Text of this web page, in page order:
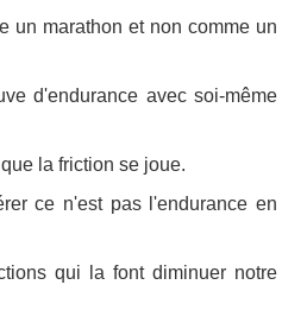
un marathon et non comme un
d'endurance avec soi-même
la friction se joue.
ce n'est pas l'endurance en
qui la font diminuer notre